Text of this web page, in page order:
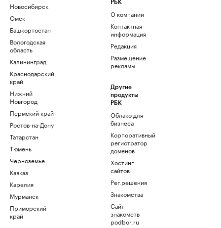
Новосибирск
Омск
Башкортостан
Вологодская
область
Калининград
Краснодарский
край
Нижний
Новгород
Пермский край
Ростов-на-Дону
Татарстан
Тюмень
Черноземье
Кавказ
Карелия
Мурманск
Приморский
край
РБК
О компании
Контактная
информация
Редакция
Размещение
рекламы
Другие
продукты
РБК
Облако для
бизнеса
Корпоративный
регистратор
доменов
Хостинг
сайтов
Рег.решения
Знакомства
Сайт
знакомств
podbor.ru